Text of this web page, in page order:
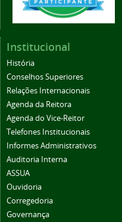
Institucional
História
Conselhos Superiores
Relações Internacionais
Agenda da Reitora
Agenda do Vice-Reitor
Telefones Institucionais
Informes Administrativos
Auditoria Interna
ASSUA
Ouvidoria
Corregedoria
Governança